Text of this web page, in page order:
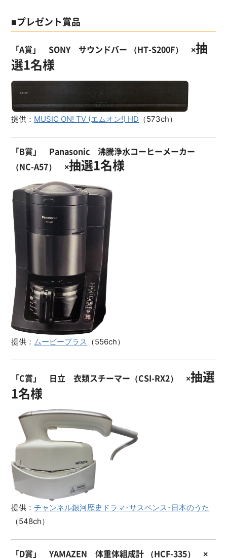
■プレゼント賞品
「A賞」 SONY サウンドバー （HT-S200F） ×抽
選1名様
提供： MUSIC ON! TV (エムオン!) HD （573ch）
「B賞」 Panasonic 沸騰浄水コーヒーメーカー
（NC-A57） ×抽選1名様
提供： ムービープラス （556ch）
「C賞」 日立 衣類スチーマー（CSI-RX2） ×抽選
1名様
提供：チャンネル銀河歴史ドラマ･サスペンス･日本のうた
（548ch）
「D賞」 YAMAZEN 体重体組成計 （HCF-335） ×